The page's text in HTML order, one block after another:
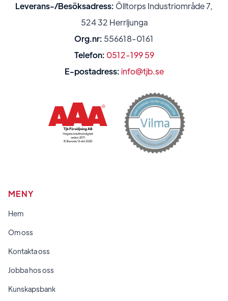
Leverans-/Besöksadress: Ölltorps Industriområde 7,
524 32 Herrljunga
Org.nr: 556618-0161
Telefon: 0512-199 59
E-postadress: info@tjb.se
MENY
Hem
Om oss
Kontakta oss
Jobba hos oss
Kunskapsbank